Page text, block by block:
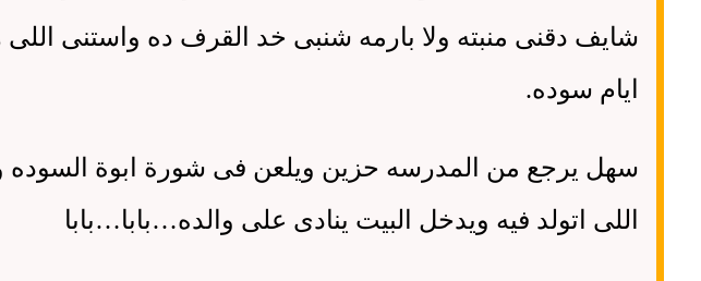
شايف دقنى منبته ولا بارمه شنبى خد القرف ده واستنى
ايام سوده.
سهل يرجع من المدرسه حزين ويلعن فى شورة ابوة السوده
اللى اتولد فيه ويدخل البيت ينادى على والده…بابا…بابا